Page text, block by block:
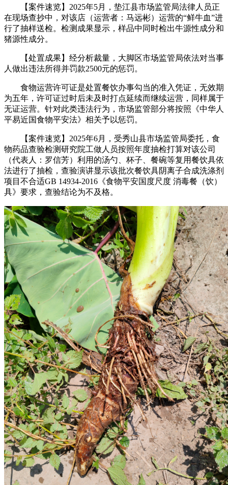
【案件速览】2025年5月，垫江县市场监管局法律人员正
在现场查抄中，对该店（运营者：马远彬）运营的“鲜牛血”进
行了抽样送检。检测成果显示，样品中同时检出牛源性成分和
猪源性成分。
【处置成果】经分析裁量，大脚区市场监管局依法对当事
人做出违法所得并罚款2500元的惩罚。
食物运营许可证是处置餐饮办事勾当的准入凭证，无效期
为五年，许可证过时后未及时打点延续而继续运营，同样属于
无证运营。针对此类违法行为，市场监管部分将按照《中华人
平易近国食物平安法》相关予以惩罚。
【案件速览】2025年6月，受秀山县市场监管局委托，食
物药品查验检测研究院工做人员按照年度抽检打算对该公司
（代表人：罗信芳）利用的汤勺、杯子、餐碗等复用餐饮具依
法进行了抽检，查验演讲显示该批次餐饮具阴离子合成洗涤剂
项目不合适GB 14934-2016《食物平安国度尺度 消毒餐（饮）
具》要求，查验结论为不及格。